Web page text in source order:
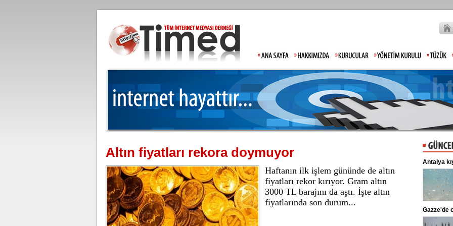
Altın fiyatları rekora doymuyor
Haftanın ilk işlem gününde de altın
fiyatları rekor kırıyor. Gram altın
3000 TL barajını da aştı. İşte altın
fiyatlarında son durum...
Tarım ve Orman Bakanlığı, gıda
ürünlerinde taklit ve tağşiş yapan
markaları ifşalamaya devam ediyor.
...
Antalya
Gazze'de